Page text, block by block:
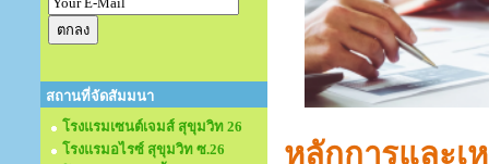
สถานที่จัดสัมมนา
โรงแรมเซนต์เจมส์ สุขุมวิท 26
โรงแรมอไรซ์ สุขุมวิท ซ.26
หลักการและเ